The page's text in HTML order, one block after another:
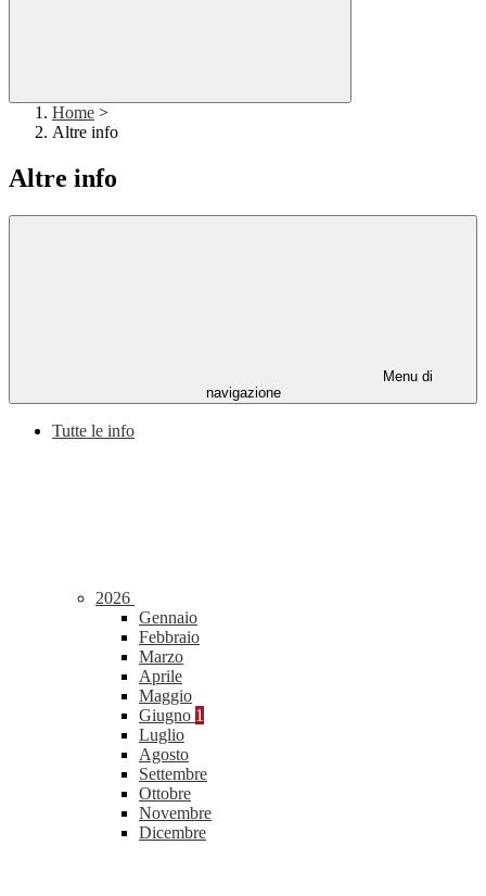
Home >
Altre info
Altre info
Menu di
navigazione
Tutte le info
2026
Gennaio
Febbraio
Marzo
Aprile
Maggio
Giugno 1
Luglio
Agosto
Settembre
Ottobre
Novembre
Dicembre